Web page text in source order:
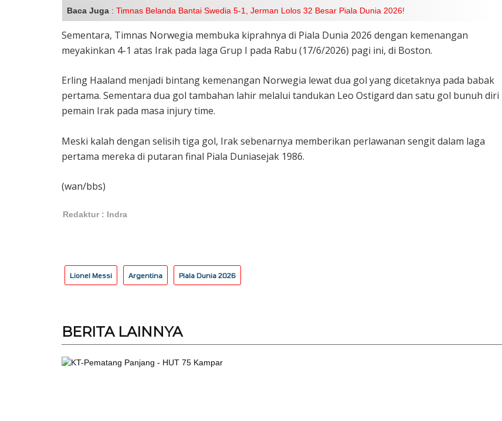
Baca Juga : Timnas Belanda Bantai Swedia 5-1, Jerman Lolos 32 Besar Piala Dunia 2026!
Sementara, Timnas Norwegia membuka kiprahnya di Piala Dunia 2026 dengan kemenangan
meyakinkan 4-1 atas Irak pada laga Grup I pada Rabu (17/6/2026) pagi ini, di Boston.
Erling Haaland menjadi bintang kemenangan Norwegia lewat dua gol yang dicetaknya pada babak
pertama. Sementara dua gol tambahan lahir melalui tandukan Leo Ostigard dan satu gol bunuh diri
pemain Irak pada masa injury time.
Meski kalah dengan selisih tiga gol, Irak sebenarnya memberikan perlawanan sengit dalam laga
pertama mereka di putaran final Piala Duniasejak 1986.
(wan/bbs)
Redaktur : Indra
Lionel Messi Argentina Piala Dunia 2026
BERITA LAINNYA